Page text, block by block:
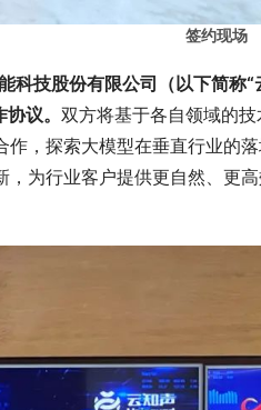
签约现场
科技股份有限公司（以下简称
议。 双方将基于各自领域的
作，探索大模型在垂直行业的
，为行业客户提供更自然、更